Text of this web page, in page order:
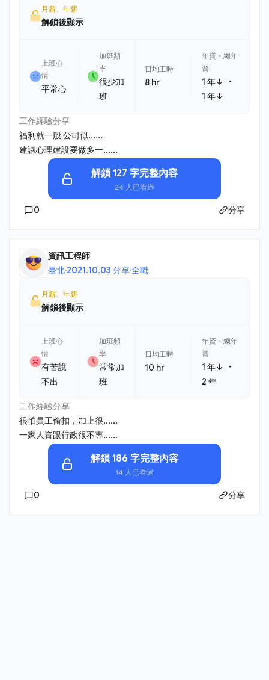
月薪、年薪
解鎖後顯示
上班心
情
平常心
加班頻
率
很少加
班
日均工時
8 hr
年資・總年
資
1 年↓ ・
1 年↓
工作經驗分享
福利就一般 公司似......
建議心理建設要做多一......
解鎖 127 字完整內容
24 人已看過
0 分享
資訊工程師
臺北·2021.10.03 分享·全職
月薪、年薪
解鎖後顯示
上班心
情
有苦說
不出
加班頻
率
常常加
班
日均工時
10 hr
年資・總年
資
1 年↓ ・
2 年
工作經驗分享
很怕員工偷扣，加上很......
一家人資跟行政很不專......
解鎖 186 字完整內容
14 人已看過
0 分享